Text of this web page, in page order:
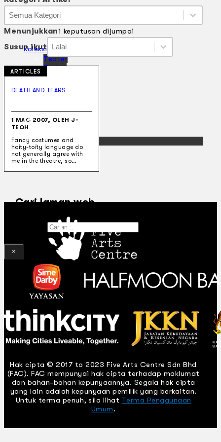
Koleksi Kami
Teater
Tarian
Artikel
Sejarah Lisan
Hubungi Kami
BM
EN
Cari laman web
×
Kategori Artikel
Kategori Artikel
Kategori Artikel
Menunjukkan1 keputusan dijumpai
Susun ikut Susun ikut
Susun ikut
Susun ikut
ARTICLES
DEATH AND TEARS
1 MAC 2007, OLEH J-
TEOH
Fancy costumes and
hoity-toity language do
not generally agree with
me in the theatre, so…
Hak cipta © 2017 to 2023 Five Arts Centre Sdn Bhd
(FAC). FAC mempunyai hak cipta terhadap maklumat
dan bahan-bahan kepunyaannya. Segala hak cipta
yang lain adalah kepunyaan pemilik yang berkaitan.
Untuk terma penuh, sila lihat Terma Penggunaan
Umum.